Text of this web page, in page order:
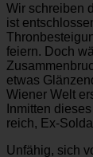
Wir schreiben
ist
feiern. Doch
etwas
Wiener Welt
Inmitten
reich, Ex-
Unfähig, sich